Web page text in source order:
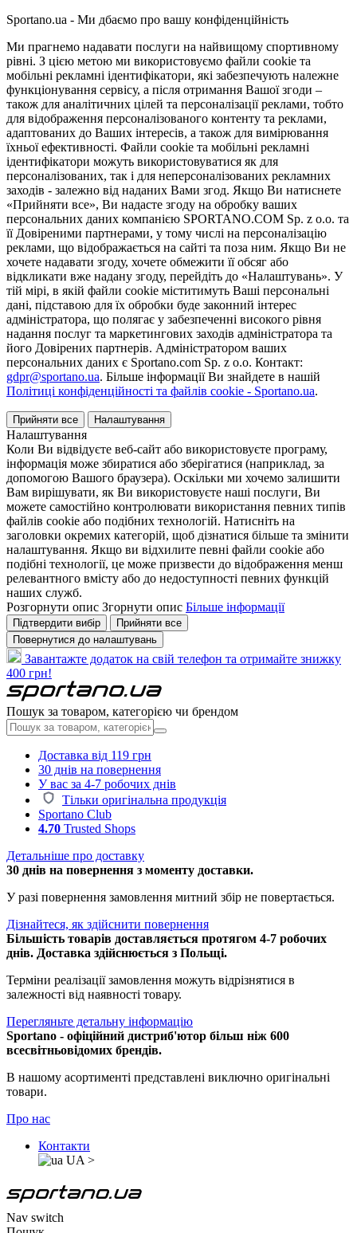
Sportano.ua - Ми дбаємо про вашу конфіденційність
Ми прагнемо надавати послуги на найвищому спортивному
рівні. З цією метою ми використовуємо файли cookie та
мобільні рекламні ідентифікатори, які забезпечують належне
функціонування сервісу, а після отримання Вашої згоди –
також для аналітичних цілей та персоналізації реклами, тобто
для відображення персоналізованого контенту та реклами,
адаптованих до Ваших інтересів, а також для вимірювання
їхньої ефективності. Файли cookie та мобільні рекламні
ідентифікатори можуть використовуватися як для
персоналізованих, так і для неперсоналізованих рекламних
заходів - залежно від наданих Вами згод. Якщо Ви натиснете
«Прийняти все», Ви надасте згоду на обробку ваших
персональних даних компанією SPORTANO.COM Sp. z o.o. та
її Довіреними партнерами, у тому числі на персоналізацію
реклами, що відображається на сайті та поза ним. Якщо Ви не
хочете надавати згоду, хочете обмежити її обсяг або
відкликати вже надану згоду, перейдіть до «Налаштувань». У
тій мірі, в якій файли cookie міститимуть Ваші персональні
дані, підставою для їх обробки буде законний інтерес
адміністратора, що полягає у забезпеченні високого рівня
надання послуг та маркетингових заходів адміністратора та
його Довірених партнерів. Адміністратором ваших
персональних даних є Sportano.com Sp. z o.o. Контакт:
gdpr@sportano.ua. Більше інформації Ви знайдете в нашій
Політиці конфіденційності та файлів cookie - Sportano.ua.
Прийняти все Налаштування
Налаштування
Коли Ви відвідуєте веб-сайт або використовуєте програму,
інформація може збиратися або зберігатися (наприклад, за
допомогою Вашого браузера). Оскільки ми хочемо залишити
Вам вирішувати, як Ви використовуєте наші послуги, Ви
можете самостійно контролювати використання певних типів
файлів cookie або подібних технологій. Натисніть на
заголовки окремих категорій, щоб дізнатися більше та змінити
налаштування. Якщо ви відхилите певні файли cookie або
подібні технології, це може призвести до відображення менш
релевантного вмісту або до недоступності певних функцій
наших служб.
Розгорнути опис Згорнути опис Більше інформації
Підтвердити вибір
Прийняти все
Повернутися до налаштувань
Завантажте додаток на свій телефон та отримайте знижку
400 грн!
Пошук за товаром, категорією чи брендом
Доставка від 119 грн
30 днів на повернення
У вас за 4-7 робочих днів
Тільки оригінальна продукція
Sportano Club
4.70 Trusted Shops
Детальніше про доставку
30 днів на повернення з моменту доставки.
У разі повернення замовлення митний збір не повертається.
Дізнайтеся, як здійснити повернення
Більшість товарів доставляється протягом 4-7 робочих
днів. Доставка здійснюється з Польщі.
Терміни реалізації замовлення можуть відрізнятися в
залежності від наявності товару.
Перегляньте детальну інформацію
Sportano - офіційний дистриб'ютор більш ніж 600
всесвітньовідомих брендів.
В нашому асортименті представлені виключно оригінальні
товари.
Про нас
Контакти
UA >
Nav switch